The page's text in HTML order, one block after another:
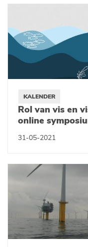
KALENDER
Rol van vis en
online
31-05-2021